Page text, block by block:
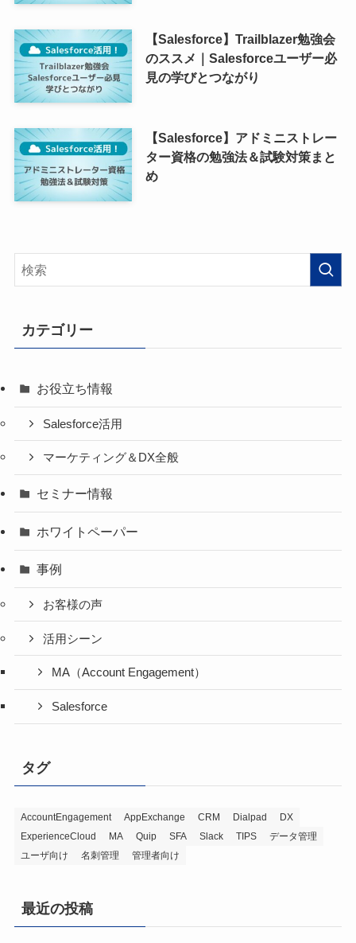
【Salesforce】Trailblazer勉強会
のススメ｜Salesforceユーザー必
見の学びとつながり
【Salesforce】アドミニストレー
ター資格の勉強法＆試験対策まと
め
カテゴリー
お役立ち情報
Salesforce活用
マーケティング＆DX全般
セミナー情報
ホワイトペーパー
事例
お客様の声
活用シーン
MA（Account Engagement）
Salesforce
タグ
AccountEngagement AppExchange CRM Dialpad
DX
ExperienceCloud
MA Quip SFA Slack TIPS
データ管理
ユーザ向け
名刺管理 管理者向け
最近の投稿